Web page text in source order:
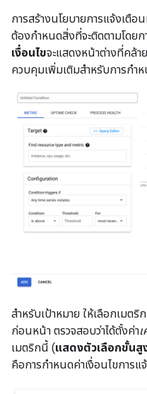
การสร้างนโยบายการแจ้งเ
ต้องกำหนดสิ่งที่จะติดตามโดย
เงื่อนไขจะแสดงหน้าต่างที่คล้า
ควบคุมเพิ่มเติมสําหรับการกําห
สําหรับเป้าหมาย ให้เลือกเมต
ก่อนหน้า ตรวจสอบว่าได้ตั้งค่า
เมตริกนี้ (แสดงตัวเลือกขั้นสู
คือการกำหนดค่าเงื่อนไขการแ